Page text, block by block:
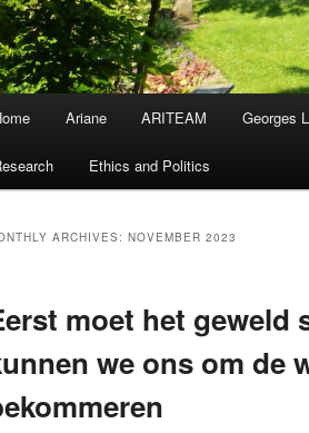
Skip
to
primary
Skip
to
secondary
Ariane ARITEAM Georges
Ethics and Politics
ARCHIVES: NOVEMBER 2023
moet het geweld
we ons om de